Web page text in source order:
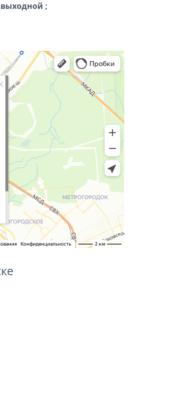
выходной ;